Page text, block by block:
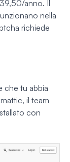
anno. Il
nella
richiede
che tu abbia
il team
con